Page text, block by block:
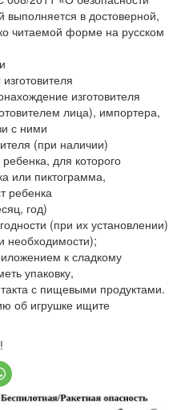
выполняется в достоверной,
читаемой форме на русском
изготовителя
лица), импортера,
с ними
(при наличии)
для которого
или пиктограмма,
ребенка
год)
(при их установлении)
необходимости);
к сладкому
упаковку,
с пищевыми продуктами.
об игрушке ищите